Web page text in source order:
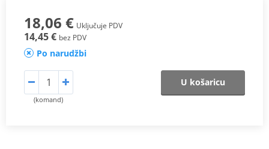
18,06 € Uključuje PDV
14,45 € bez PDV
Po narudžbi
(komand)
U košaricu